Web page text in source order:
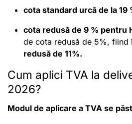
cota standard urcă de la 19
cota redusă de 9 % pentru
de cota redusă de 5%, fiind
redusă de 11%.
Cum aplici TVA la
2026?
Modul de aplicare a TVA se